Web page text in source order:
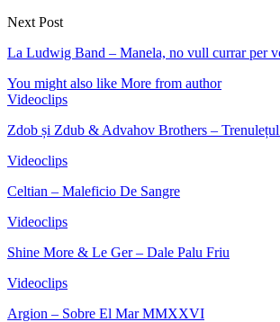
Next Post
La Ludwig Band – Manela, no vull currar per
You might also like More from author
Videoclips
Zdob și Zdub & Advahov Brothers –
Videoclips
Celtian – Maleficio De Sangre
Videoclips
Shine More & Le Ger – Dale Palu Friu
Videoclips
Argion – Sobre El Mar MMXXVI